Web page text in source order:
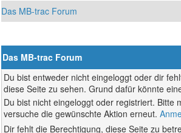
Das MB-trac Forum
Das MB-trac Forum
Du bist entweder nicht eingeloggt oder dir
diese Seite zu sehen. Grund dafür könnte
Du bist nicht eingeloggt oder registriert. Bitte
versuche die gewünschte Aktion erneut.
Dir fehlt die Berechtigung, diese Seite zu